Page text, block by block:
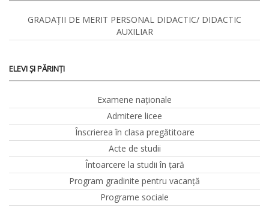
GRADAȚII DE MERIT PERSONAL DIDACTIC/ DIDACTIC
AUXILIAR
ELEVI ȘI PĂRINȚI
Examene naționale
Admitere licee
Înscrierea în clasa pregătitoare
Acte de studii
Întoarcere la studii în ţară
Program gradinite pentru vacanţă
Programe sociale